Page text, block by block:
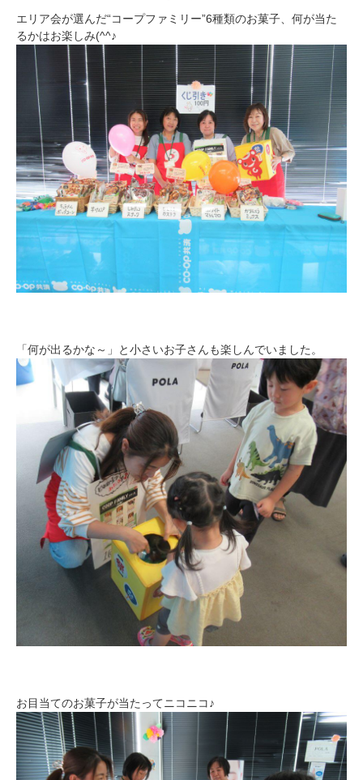
エリア会が選んだ“コープファミリー”6種類のお菓子、何が当た
るかはお楽しみ(^^♪
「何が出るかな～」と小さいお子さんも楽しんでいました。
お目当てのお菓子が当たってニコニコ♪